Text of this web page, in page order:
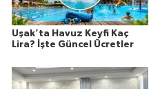
Uşak’ta Havuz Keyfi Kaç
Lira? İşte Güncel Ücretler